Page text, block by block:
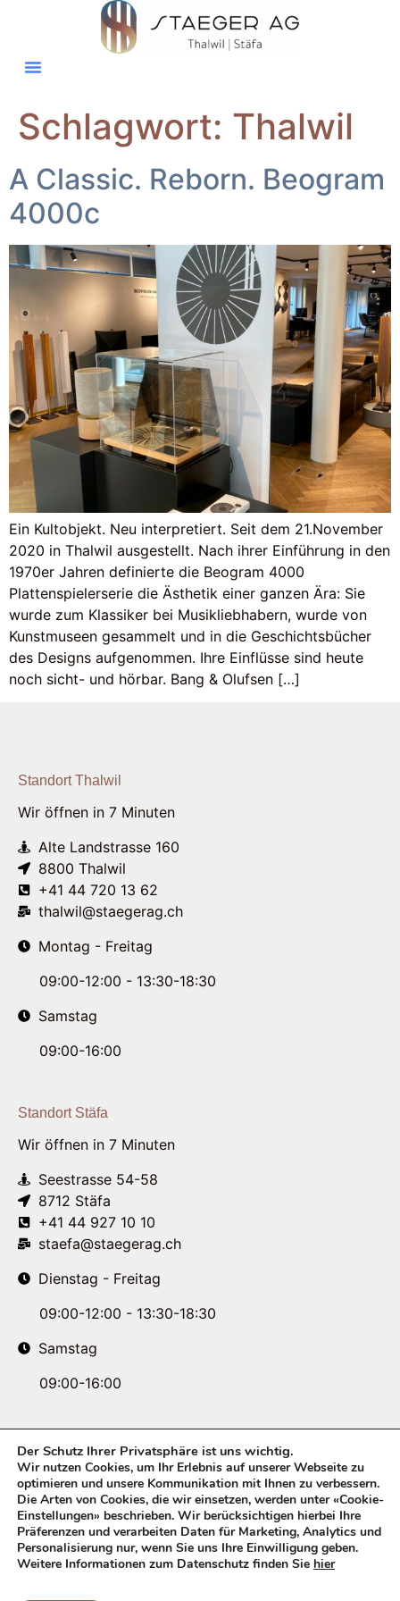
Schlagwort: Thalwil
A Classic. Reborn. Beogram
4000c
Ein Kultobjekt. Neu interpretiert. Seit dem 21.November
2020 in Thalwil ausgestellt. Nach ihrer Einführung in den
1970er Jahren definierte die Beogram 4000
Plattenspielerserie die Ästhetik einer ganzen Ära: Sie
wurde zum Klassiker bei Musikliebhabern, wurde von
Kunstmuseen gesammelt und in die Geschichtsbücher
des Designs aufgenommen. Ihre Einflüsse sind heute
noch sicht- und hörbar. Bang & Olufsen […]
Standort Thalwil
Wir öffnen in 7 Minuten
Alte Landstrasse 160
8800 Thalwil
+41 44 720 13 62
thalwil@staegerag.ch
Montag - Freitag
09:00-12:00 - 13:30-18:30
Samstag
09:00-16:00
Standort Stäfa
Wir öffnen in 7 Minuten
Seestrasse 54-58
8712 Stäfa
+41 44 927 10 10
staefa@staegerag.ch
Dienstag - Freitag
09:00-12:00 - 13:30-18:30
Samstag
09:00-16:00
Der Schutz Ihrer Privatsphäre ist uns wichtig.
Wir nutzen Cookies, um Ihr Erlebnis auf unserer Webseite zu
optimieren und unsere Kommunikation mit Ihnen zu verbessern.
Die Arten von Cookies, die wir einsetzen, werden unter «Cookie-
Einstellungen» beschrieben. Wir berücksichtigen hierbei Ihre
Präferenzen und verarbeiten Daten für Marketing, Analytics und
Personalisierung nur, wenn Sie uns Ihre Einwilligung geben.
Weitere Informationen zum Datenschutz finden Sie hier